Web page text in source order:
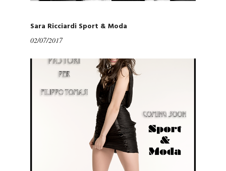
Sara Ricciardi Sport & Moda
02/07/2017